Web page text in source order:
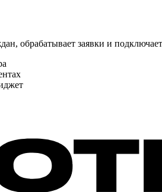
обрабатывает заявки и